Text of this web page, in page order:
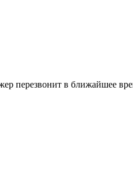
перезвонит в ближайшее